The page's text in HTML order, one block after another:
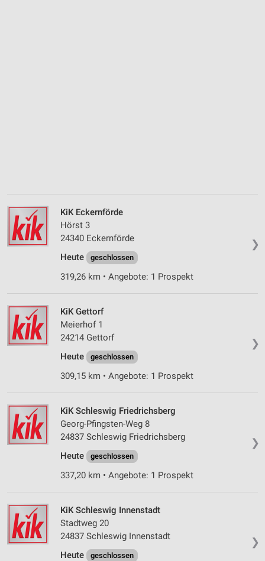
❯
KiK Eckernförde
Hörst 3
24340 Eckernförde
Heute
geschlossen
319,26 km • Angebote: 1 Prospekt
❯
KiK Gettorf
Meierhof 1
24214 Gettorf
Heute
geschlossen
309,15 km • Angebote: 1 Prospekt
❯
KiK Schleswig Friedrichsberg
Georg-Pfingsten-Weg 8
24837 Schleswig Friedrichsberg
Heute
geschlossen
337,20 km • Angebote: 1 Prospekt
❯
KiK Schleswig Innenstadt
Stadtweg 20
24837 Schleswig Innenstadt
Heute
geschlossen